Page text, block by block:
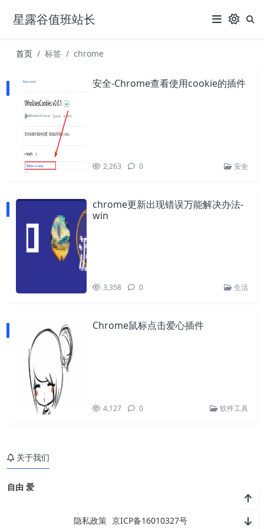
星露谷值班站长
首页 标签 chrome
安全-Chrome查看使用cookie的插件
2,263 0 安全
chrome更新出现错误万能解决办法-
win
3,358 0 生活
Chrome鼠标点击爱心插件
4,127 0 软件工具
关于我们
自由 爱
隐私政策 京ICP备16010327号